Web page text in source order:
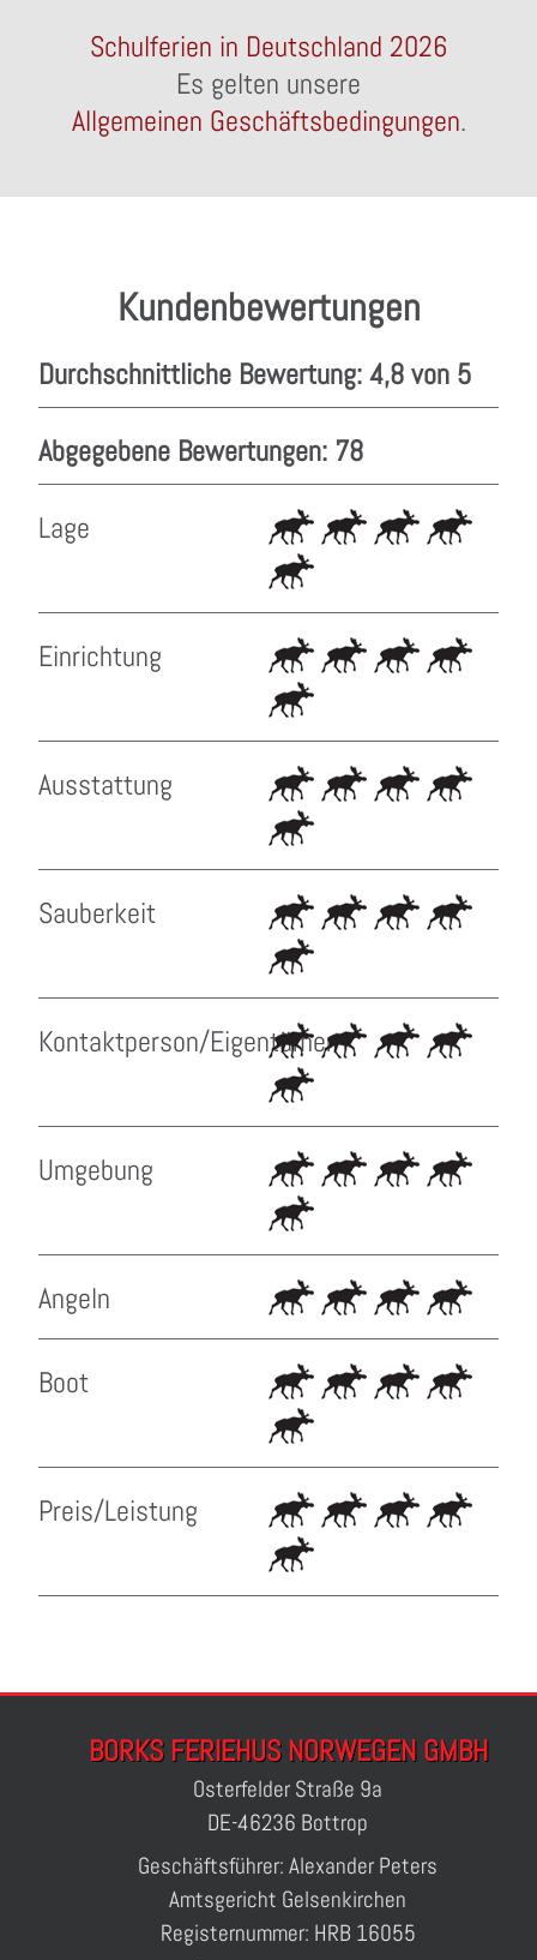
Schulferien in Deutschland 2026
Es gelten unsere
Allgemeinen Geschäftsbedingungen.
Kundenbewertungen
Durchschnittliche Bewertung: 4,8 von 5
Abgegebene Bewertungen: 78
Lage
Einrichtung
Ausstattung
Sauberkeit
Kontaktperson/Eigentümer
Umgebung
Angeln
Boot
Preis/Leistung
BORKS FERIEHUS NORWEGEN GMBH
Osterfelder Straße 9a
DE-46236 Bottrop
Geschäftsführer: Alexander Peters
Amtsgericht Gelsenkirchen
Registernummer: HRB 16055